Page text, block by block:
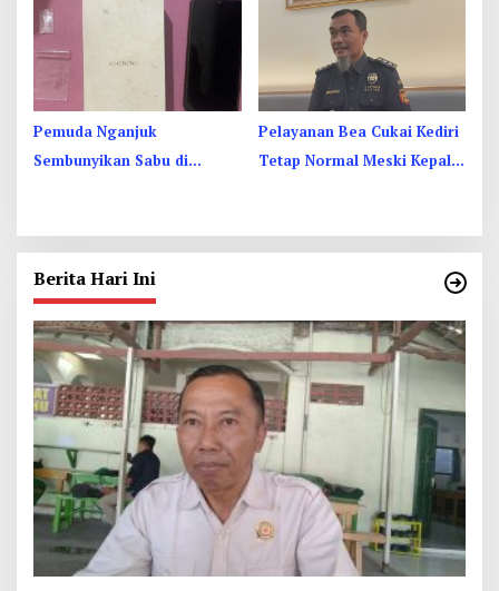
Pemuda Nganjuk
Sembunyikan Sabu di
Pelayanan Bea Cukai Kediri
Tetap Normal Meski Kepala
Berita Hari Ini